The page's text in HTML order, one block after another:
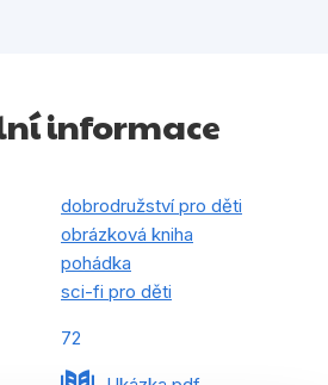
informace
dobrodružství pro děti
obrázková kniha
pohádka
sci-fi pro děti
72